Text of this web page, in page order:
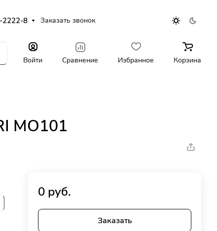
2222-8 Заказать звонок
Войти Сравнение Избранное Корзина
MO101
0 руб.
Заказать